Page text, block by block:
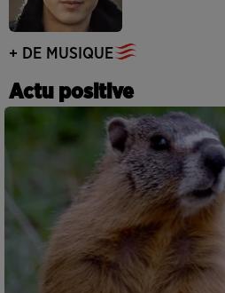
+ DE MUSIQUE
Actu positive